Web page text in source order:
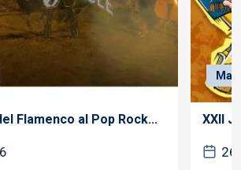
Flamenco al Pop Rock... XXII